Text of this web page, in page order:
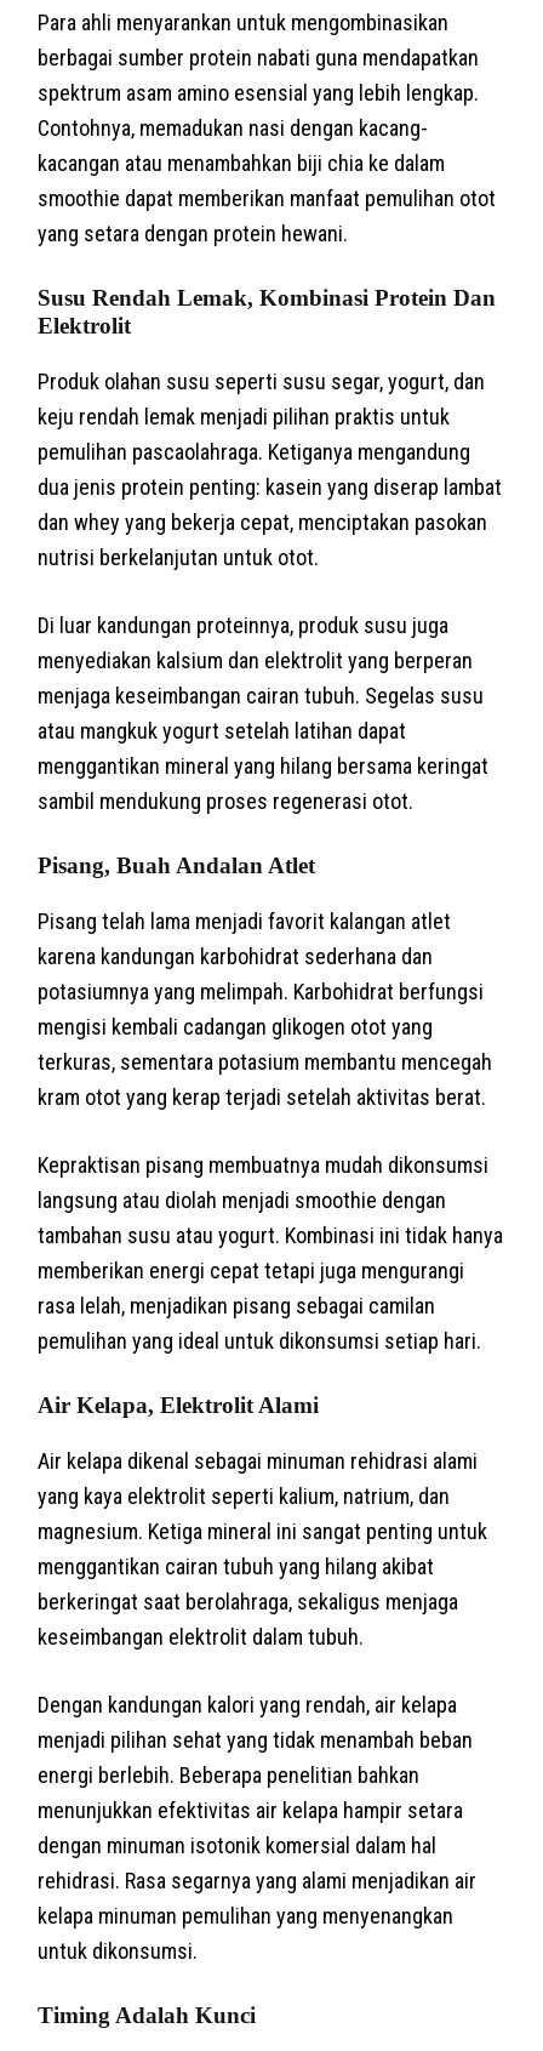
Para ahli menyarankan untuk mengombinasikan
berbagai sumber protein nabati guna mendapatkan
spektrum asam amino esensial yang lebih lengkap.
Contohnya, memadukan nasi dengan kacang-
kacangan atau menambahkan biji chia ke dalam
smoothie dapat memberikan manfaat pemulihan otot
yang setara dengan protein hewani.
Susu Rendah Lemak, Kombinasi Protein Dan
Elektrolit
Produk olahan susu seperti susu segar, yogurt, dan
keju rendah lemak menjadi pilihan praktis untuk
pemulihan pascaolahraga. Ketiganya mengandung
dua jenis protein penting: kasein yang diserap lambat
dan whey yang bekerja cepat, menciptakan pasokan
nutrisi berkelanjutan untuk otot.
Di luar kandungan proteinnya, produk susu juga
menyediakan kalsium dan elektrolit yang berperan
menjaga keseimbangan cairan tubuh. Segelas susu
atau mangkuk yogurt setelah latihan dapat
menggantikan mineral yang hilang bersama keringat
sambil mendukung proses regenerasi otot.
Pisang, Buah Andalan Atlet
Pisang telah lama menjadi favorit kalangan atlet
karena kandungan karbohidrat sederhana dan
potasiumnya yang melimpah. Karbohidrat berfungsi
mengisi kembali cadangan glikogen otot yang
terkuras, sementara potasium membantu mencegah
kram otot yang kerap terjadi setelah aktivitas berat.
Kepraktisan pisang membuatnya mudah dikonsumsi
langsung atau diolah menjadi smoothie dengan
tambahan susu atau yogurt. Kombinasi ini tidak hanya
memberikan energi cepat tetapi juga mengurangi
rasa lelah, menjadikan pisang sebagai camilan
pemulihan yang ideal untuk dikonsumsi setiap hari.
Air Kelapa, Elektrolit Alami
Air kelapa dikenal sebagai minuman rehidrasi alami
yang kaya elektrolit seperti kalium, natrium, dan
magnesium. Ketiga mineral ini sangat penting untuk
menggantikan cairan tubuh yang hilang akibat
berkeringat saat berolahraga, sekaligus menjaga
keseimbangan elektrolit dalam tubuh.
Dengan kandungan kalori yang rendah, air kelapa
menjadi pilihan sehat yang tidak menambah beban
energi berlebih. Beberapa penelitian bahkan
menunjukkan efektivitas air kelapa hampir setara
dengan minuman isotonik komersial dalam hal
rehidrasi. Rasa segarnya yang alami menjadikan air
kelapa minuman pemulihan yang menyenangkan
untuk dikonsumsi.
Timing Adalah Kunci